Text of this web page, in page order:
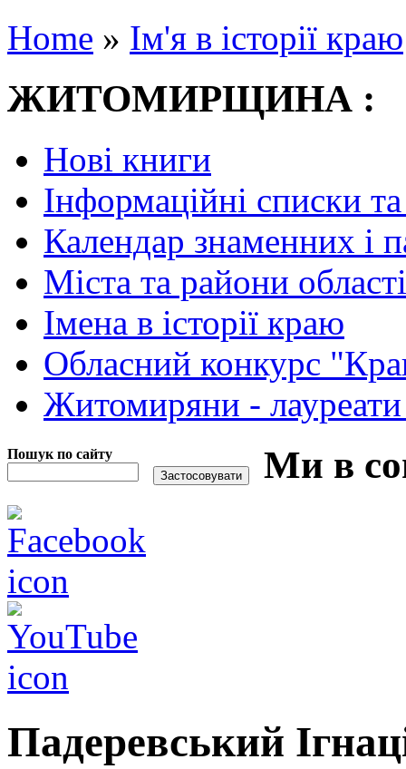
Home » Ім'я в історії краю
ЖИТОМИРЩИНА :
Нові книги
Інформаційні списки
Календар знаменних і
Міста та райони
Імена в історії краю
Обласний конкурс
Житомиряни -
Пошук по сайту Ми в
Падеревський